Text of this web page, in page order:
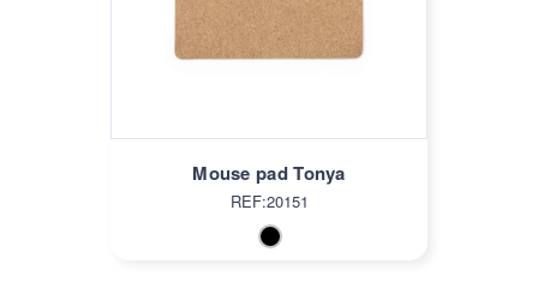
Mouse pad Tonya
REF:20151